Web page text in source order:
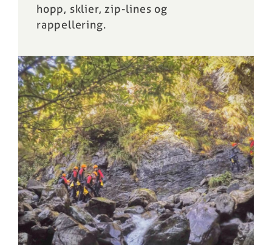
hopp, sklier, zip-lines og
rappellering.